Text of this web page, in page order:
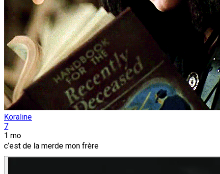
Koraline
7
1 mo
c’est de la merde mon frère